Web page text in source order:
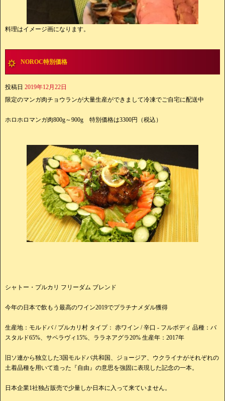
料理はイメージ画になります。
NOROC特別価格
投稿日 2019年12月22日
限定のマンガ肉チョウランが大量生産ができまして冷凍でご自宅に配送中
ホロホロマンガ肉800g～900g 特別価格は3300円（税込）
シャトー・プルカリ フリーダム ブレンド
今年の日本で飲もう最高のワイン2019でプラチナメダル獲得
生産地：モルドバ / プルカリ村 タイプ： 赤ワイン / 辛口 - フルボディ 品種：バ
スタルド65%、サペラヴィ15%、ララネアグラ20% 生産年：2017年
旧ソ連から独立した3国モルドバ共和国、ジョージア、ウクライナがそれぞれの
土着品種を用いて造った『自由』の意思を強固に表現した記念の一本。
日本企業1社独占販売で少量しか日本に入って来ていません。